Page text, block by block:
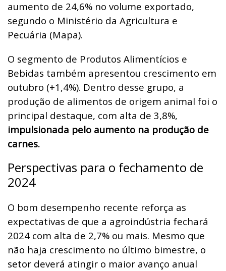
aumento de 24,6% no volume exportado,
segundo o Ministério da Agricultura e
Pecuária (Mapa).
O segmento de Produtos Alimentícios e
Bebidas também apresentou crescimento em
outubro (+1,4%). Dentro desse grupo, a
produção de alimentos de origem animal foi o
principal destaque, com alta de 3,8%,
impulsionada pelo aumento na produção de
carnes.
Perspectivas para o fechamento de
2024
O bom desempenho recente reforça as
expectativas de que a agroindústria fechará
2024 com alta de 2,7% ou mais. Mesmo que
não haja crescimento no último bimestre, o
setor deverá atingir o maior avanço anual